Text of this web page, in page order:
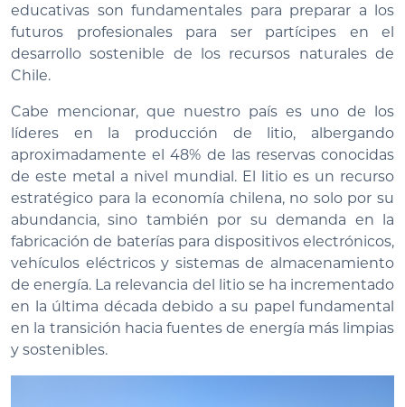
educativas son fundamentales para preparar a los
futuros profesionales para ser partícipes en el
desarrollo sostenible de los recursos naturales de
Chile.
Cabe mencionar, que nuestro país es uno de los
líderes en la producción de litio, albergando
aproximadamente el 48% de las reservas conocidas
de este metal a nivel mundial. El litio es un recurso
estratégico para la economía chilena, no solo por su
abundancia, sino también por su demanda en la
fabricación de baterías para dispositivos electrónicos,
vehículos eléctricos y sistemas de almacenamiento
de energía. La relevancia del litio se ha incrementado
en la última década debido a su papel fundamental
en la transición hacia fuentes de energía más limpias
y sostenibles.